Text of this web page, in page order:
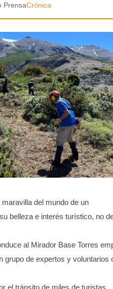
PrensaCrónica
del mundo de un
belleza e interés turístico, no
al Mirador Base Torres
grupo de expertos y voluntarios
el tránsito de miles de turistas.